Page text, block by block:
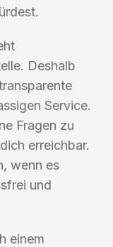
Deshalb
Service.
Fragen zu
erreichbar.
wenn es
und
einem